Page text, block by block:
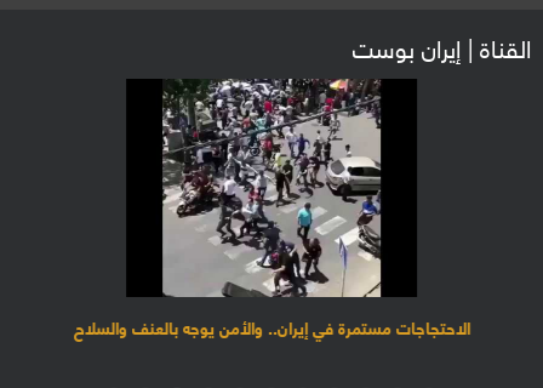
القناة | إيران بوست
الاحتجاجات مستمرة في إيران.. والأمن يوجه بالعنف والسلاح